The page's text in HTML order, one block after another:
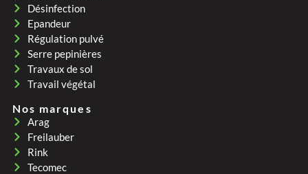
Désinfection
Epandeur
Régulation pulvé
Serre pepinières
Travaux de sol
Travail végétal
Nos marques
Arag
Freilauber
Rink
Tecomec